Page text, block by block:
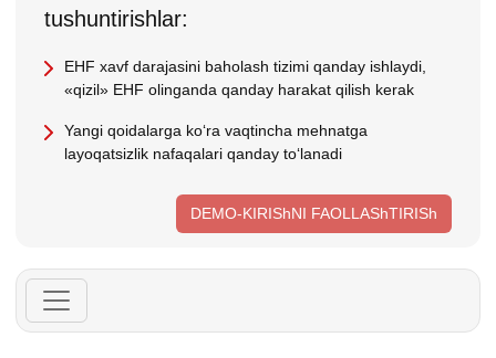
tushuntirishlar:
EHF хavf darajasini baholash tizimi qanday ishlaydi,
«qizil» EHF olinganda qanday harakat qilish kerak
Yangi qoidalarga koʻra vaqtincha mehnatga
layoqatsizlik nafaqalari qanday toʻlanadi
DEMO-KIRIShNI FAOLLAShTIRISh